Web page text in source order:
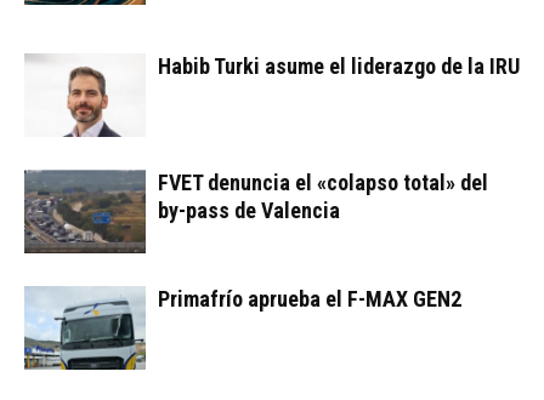
Habib Turki asume el liderazgo de la IRU
FVET denuncia el «colapso total» del
by-pass de Valencia
Primafrío aprueba el F-MAX GEN2